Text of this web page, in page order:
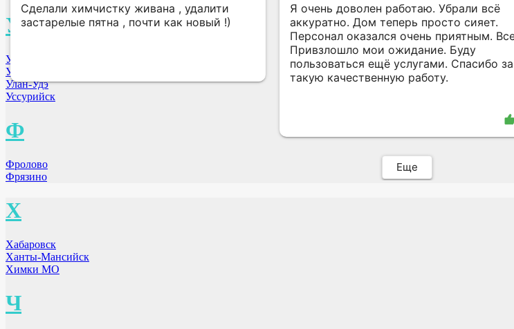
У
Уфа
Ульяновск
Улан-Удэ
Уссурийск
Ф
Фролово
Фрязино
Х
Хабаровск
Ханты-Мансийск
Химки МО
Ч
Сделали химчистку живана , удалити
застарелые пятна , почти как новый !)
Я очень доволен работаю. Убрали всё
аккуратно. Дом теперь просто сияет.
Персонал оказался очень приятным.
Привзлошло мои ожидание. Буду
пользоваться ещё услугами. Спасибо за
такую качественную работу.
Еще